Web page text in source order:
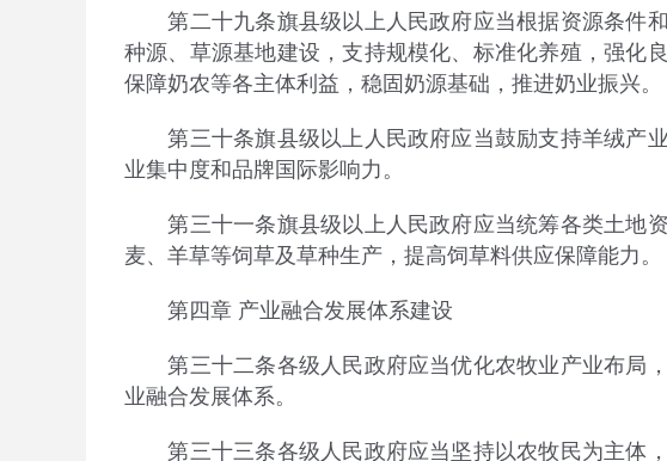
第二十九条旗县级以上人民政府应当根据资源条件和
种源、草源基地建设，支持规模化、标准化养殖，强化
保障奶农等各主体利益，稳固奶源基础，推进奶业振兴。
第三十条旗县级以上人民政府应当鼓励支持羊绒产业
业集中度和品牌国际影响力。
第三十一条旗县级以上人民政府应当统筹各类土地资
麦、羊草等饲草及草种生产，提高饲草料供应保障能力。
第四章 产业融合发展体系建设
第三十二条各级人民政府应当优化农牧业产业布局，
业融合发展体系。
第三十三条各级人民政府应当坚持以农牧民为主体，